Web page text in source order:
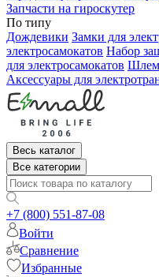
Запчасти на гироскутер
По типу
Дождевики Замки для
электросамокатов Набор
для электросамокатов
Аксессуары для
Весь каталог
Все категории
+7 (800) 551-87-08
Войти
Сравнение
Избранные